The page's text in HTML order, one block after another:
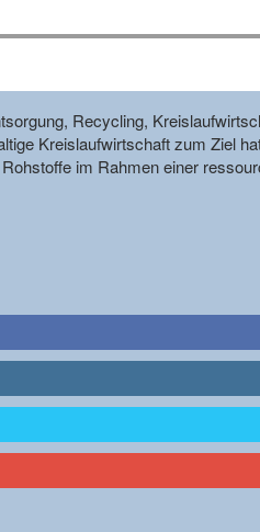
Recycling,
Kreislaufwirtschaft zum Ziel
im Rahmen einer